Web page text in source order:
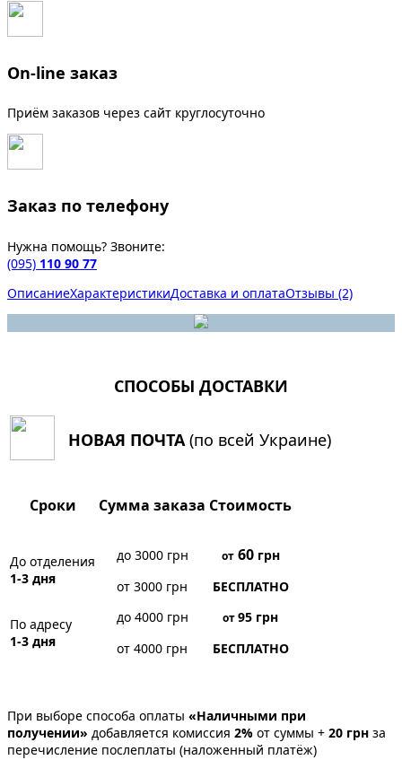
On-line заказ
Приём заказов через сайт круглосуточно
Заказ по телефону
Нужна помощь? Звоните:
(095) 110 90 77
ОписаниеХарактеристикиДоставка и оплатаОтзывы (2)
СПОСОБЫ ДОСТАВКИ
НОВАЯ ПОЧТА(по всей Украине)
Сроки Сумма заказа Стоимость
До отделения
1-3 дня
до 3000 грн от60грн
от 3000 грн
БЕСПЛАТНО
По адресу
1-3 дня
до 4000 грн от95 грн
от 4000 грн
БЕСПЛАТНО
При выборе способа оплаты «Наличными при
получении» добавляется комиссия 2% от суммы + 20 грн за
перечисление послеплаты (наложенный платёж)